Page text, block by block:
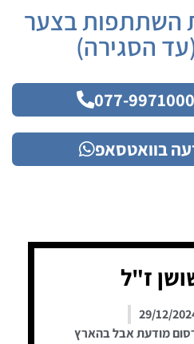
השתתפות בצער
הסגירה)
בוואטסאפ
ז"ל
29/12/
מודעת אבל בהארץ